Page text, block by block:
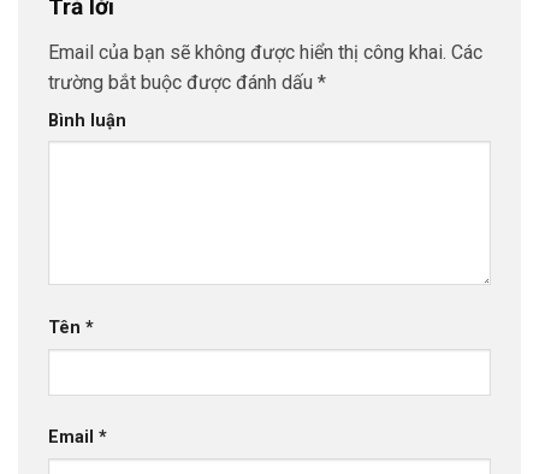
Trả lời
Email của bạn sẽ không được hiển thị công khai. Các
trường bắt buộc được đánh dấu *
Bình luận
Tên *
Email *